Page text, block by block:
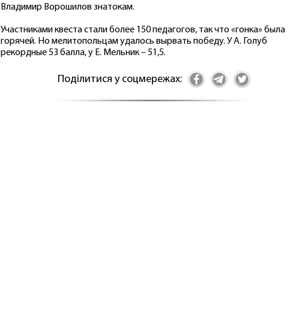
Владимир Ворошилов знатокам.
Участниками квеста стали более 150 педагогов, так что «гонка» была
горячей. Но мелитопольцам удалось вырвать победу. У А. Голуб
рекордные 53 балла, у Е. Мельник – 51,5.
Поділитися у соцмережах: